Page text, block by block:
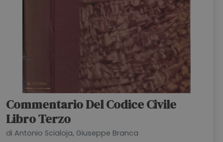
Commentario Del Codice Civile
Libro Terzo
di Antonio Scialoja, Giuseppe Branca